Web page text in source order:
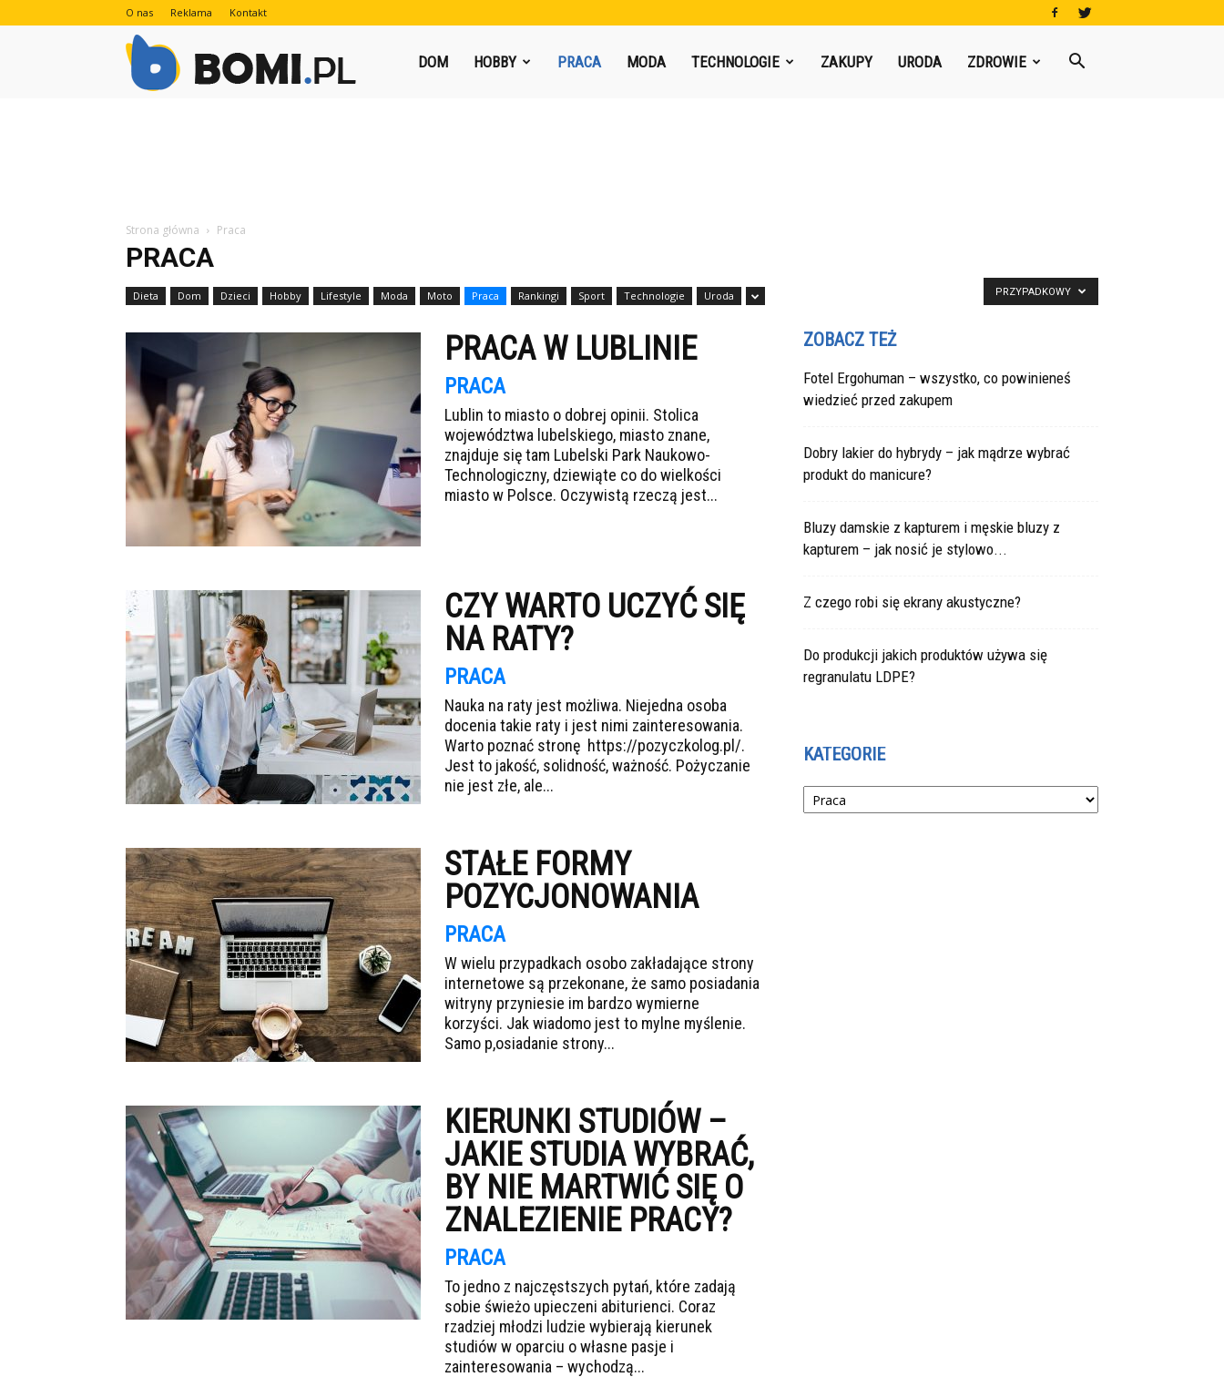
O nas Reklama Kontakt
DOM HOBBY PRACA MODA TECHNOLOGIE ZAKUPY URODA ZDROWIE
Strona główna Praca
PRACA
Dieta Dom Dzieci Hobby Lifestyle Moda Moto Praca Rankingi Sport Technologie Uroda PRZYPADKOWY
PRACA W LUBLINIE
PRACA
Lublin to miasto o dobrej opinii. Stolica
województwa lubelskiego, miasto znane,
znajduje się tam Lubelski Park Naukowo-
Technologiczny, dziewiąte co do wielkości
miasto w Polsce. Oczywistą rzeczą jest...
CZY WARTO UCZYĆ SIĘ
NA RATY?
PRACA
Nauka na raty jest możliwa. Niejedna osoba
docenia takie raty i jest nimi zainteresowania.
Warto poznać stronę https://pozyczkolog.pl/.
Jest to jakość, solidność, ważność. Pożyczanie
nie jest złe, ale...
STAŁE FORMY
POZYCJONOWANIA
PRACA
W wielu przypadkach osobo zakładające strony
internetowe są przekonane, że samo posiadania
witryny przyniesie im bardzo wymierne
korzyści. Jak wiadomo jest to mylne myślenie.
Samo p,osiadanie strony...
KIERUNKI STUDIÓW –
JAKIE STUDIA WYBRAĆ,
BY NIE MARTWIĆ SIĘ O
ZNALEZIENIE PRACY?
PRACA
To jedno z najczęstszych pytań, które zadają
sobie świeżo upieczeni abiturienci. Coraz
rzadziej młodzi ludzie wybierają kierunek
studiów w oparciu o własne pasje i
zainteresowania – wychodzą...
ZOBACZ TEŻ
Fotel Ergohuman – wszystko, co powinieneś
wiedzieć przed zakupem
Dobry lakier do hybrydy – jak mądrze wybrać
produkt do manicure?
Bluzy damskie z kapturem i męskie bluzy z
kapturem – jak nosić je stylowo...
Z czego robi się ekrany akustyczne?
Do produkcji jakich produktów używa się
regranulatu LDPE?
KATEGORIE
Kategorie